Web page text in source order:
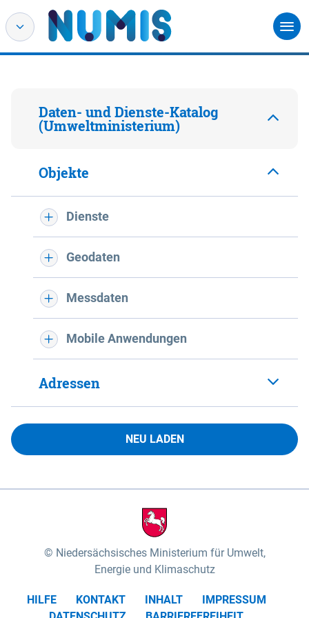
Daten- und Dienste-Katalog
(Umweltministerium)
Objekte
Dienste
Geodaten
Messdaten
Mobile Anwendungen
Adressen
NEU LADEN
Niedersächsisches Ministerium für Umwelt,
Energie und Klimaschutz
HILFE KONTAKT INHALT
IMPRESSUM